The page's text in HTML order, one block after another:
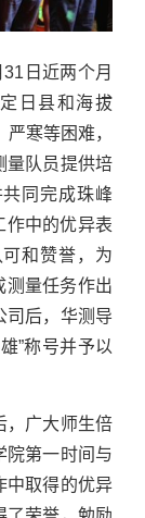
日近两个月
日县和海拔
寒等困难，
量队员提供培
同完成珠峰
作中的优异表
和赞誉，为
测量任务作出
司后，华测导
”称号并予以
，广大师生倍
院第一时间与
中取得的优异